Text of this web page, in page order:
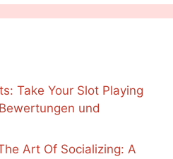
Take Your Slot Playing
und
Art Of Socializing: A